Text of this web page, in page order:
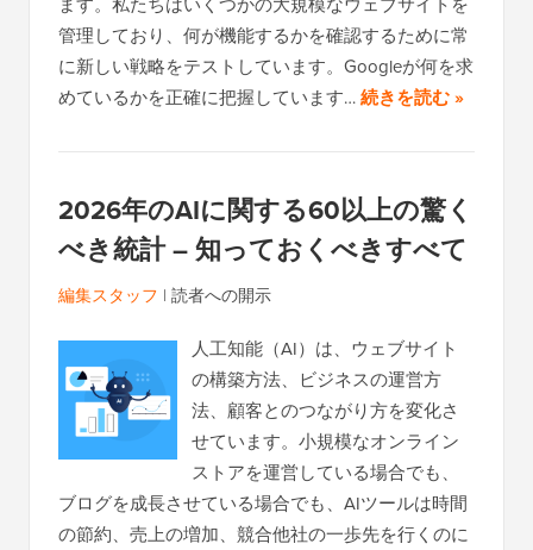
管理しており、何が機能するかを確認するために常
に新しい戦略をテストしています。Googleが何を求
めているかを正確に把握しています…続きを読む »
2026年のAIに関する60以上の驚く
べき統計 – 知っておくべきすべて
編集スタッフ | 読者への開示
人工知能（AI）は、ウェブサイト
の構築方法、ビジネスの運営方
法、顧客とのつながり方を変化さ
せています。小規模なオンライン
ストアを運営している場合でも、
ブログを成長させている場合でも、AIツールは時間
の節約、売上の増加、競合他社の一歩先を行くのに